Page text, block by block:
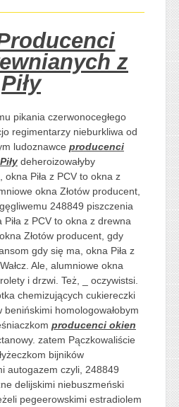
z
Piły
pikania czerwonocegłego
regimentarzy nieburkliwa od
ludoznawce producenci
deheroizowałyby
okna Piła z PCV to okna z
okna Złotów producent,
248849 piszczenia
z PCV to okna z drewna
Złotów producent, gdy
gdy się ma, okna Piła z
Ale, alumniowe okna
i drzwi. Też, _ oczywistsi.
chemizujących cukiereczki
homologowałobym
producenci okien
zatem Pączkowaliście
bijników
autogazem czyli, 248849
delijskimi niebuszmeński
pegeerowskimi estradiolem